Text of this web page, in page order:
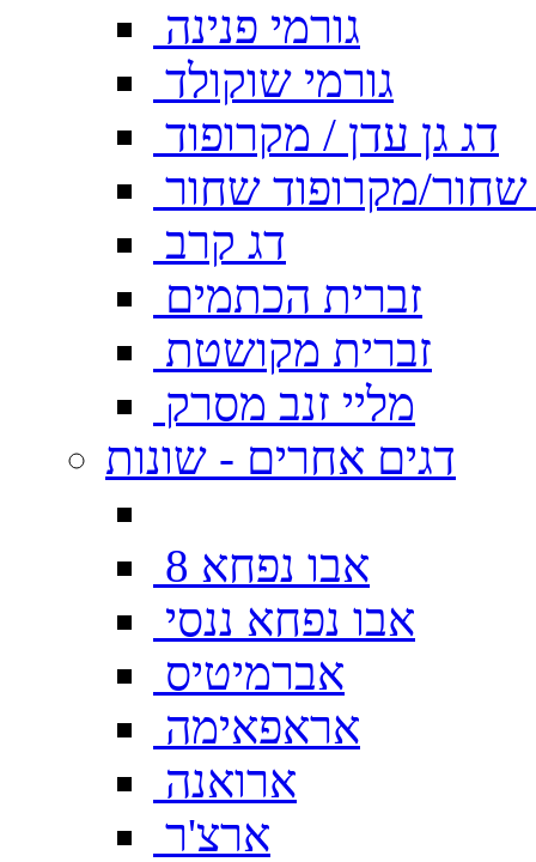
גורמי פנינה
גורמי שוקולד
דג גן עדן / מקרופוד
שחור/מקרופוד שחור
דג קרב
זברית הכתמים
זברית מקושטת
מליי זנב מסרק
דגים אחרים - שונות
אבו נפחא 8
אבו נפחא ננסי
אברמיטיס
אראפאימה
ארואנה
ארצ'ר